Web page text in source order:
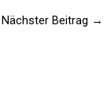
Nächster Beitrag →